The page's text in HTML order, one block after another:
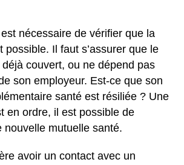
est nécessaire de vérifier que la
possible. Il faut s’assurer que le
déjà couvert, ou ne dépend pas
son employeur. Est-ce que son
santé est résiliée ? Une
en ordre, il est possible de
nouvelle mutuelle santé.
avoir un contact avec un